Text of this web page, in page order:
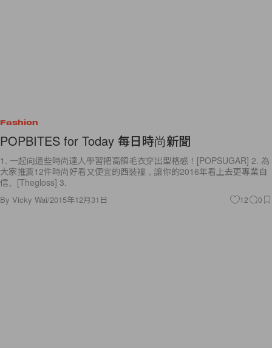
Fashion
POPBITES for Today 每日時尚新聞
1. 一起向這些時尚達人學習把高領毛衣穿出型格感！[POPSUGAR] 2. 為
大家推薦12件時尚好看又便宜的西裝褸，讓你的2016年看上去更專業自
信。[Thegloss] 3.
By Vicky Wai/2015年12月31日 12 0